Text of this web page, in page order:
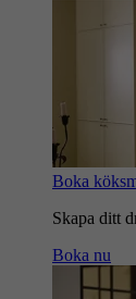
Boka
Skapa ditt
Boka nu